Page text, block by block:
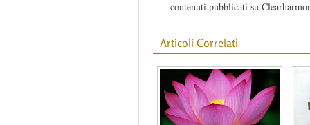
contenuti pubblicati su
Articoli Correlati